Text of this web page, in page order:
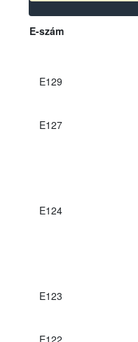
E-szám
E129
E127
E124
E123
E122